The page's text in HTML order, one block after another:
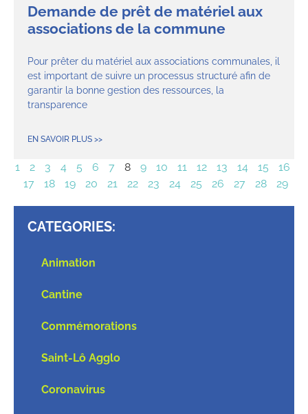
Demande de prêt de matériel aux
associations de la commune
Pour prêter du matériel aux associations communales, il
est important de suivre un processus structuré afin de
garantir la bonne gestion des ressources, la
transparence
EN SAVOIR PLUS >>
1 2 3 4 5 6 7 8 9 10 11 12 13 14 15
16
17
18 19 20 21 22 23 24 25 26 27 28 29
CATEGORIES:
Animation
Cantine
Commémorations
Saint-Lô Agglo
Coronavirus